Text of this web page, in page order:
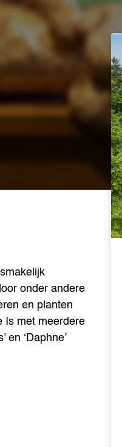
onder andere
en planten
Is met meerdere
‘Daphne’